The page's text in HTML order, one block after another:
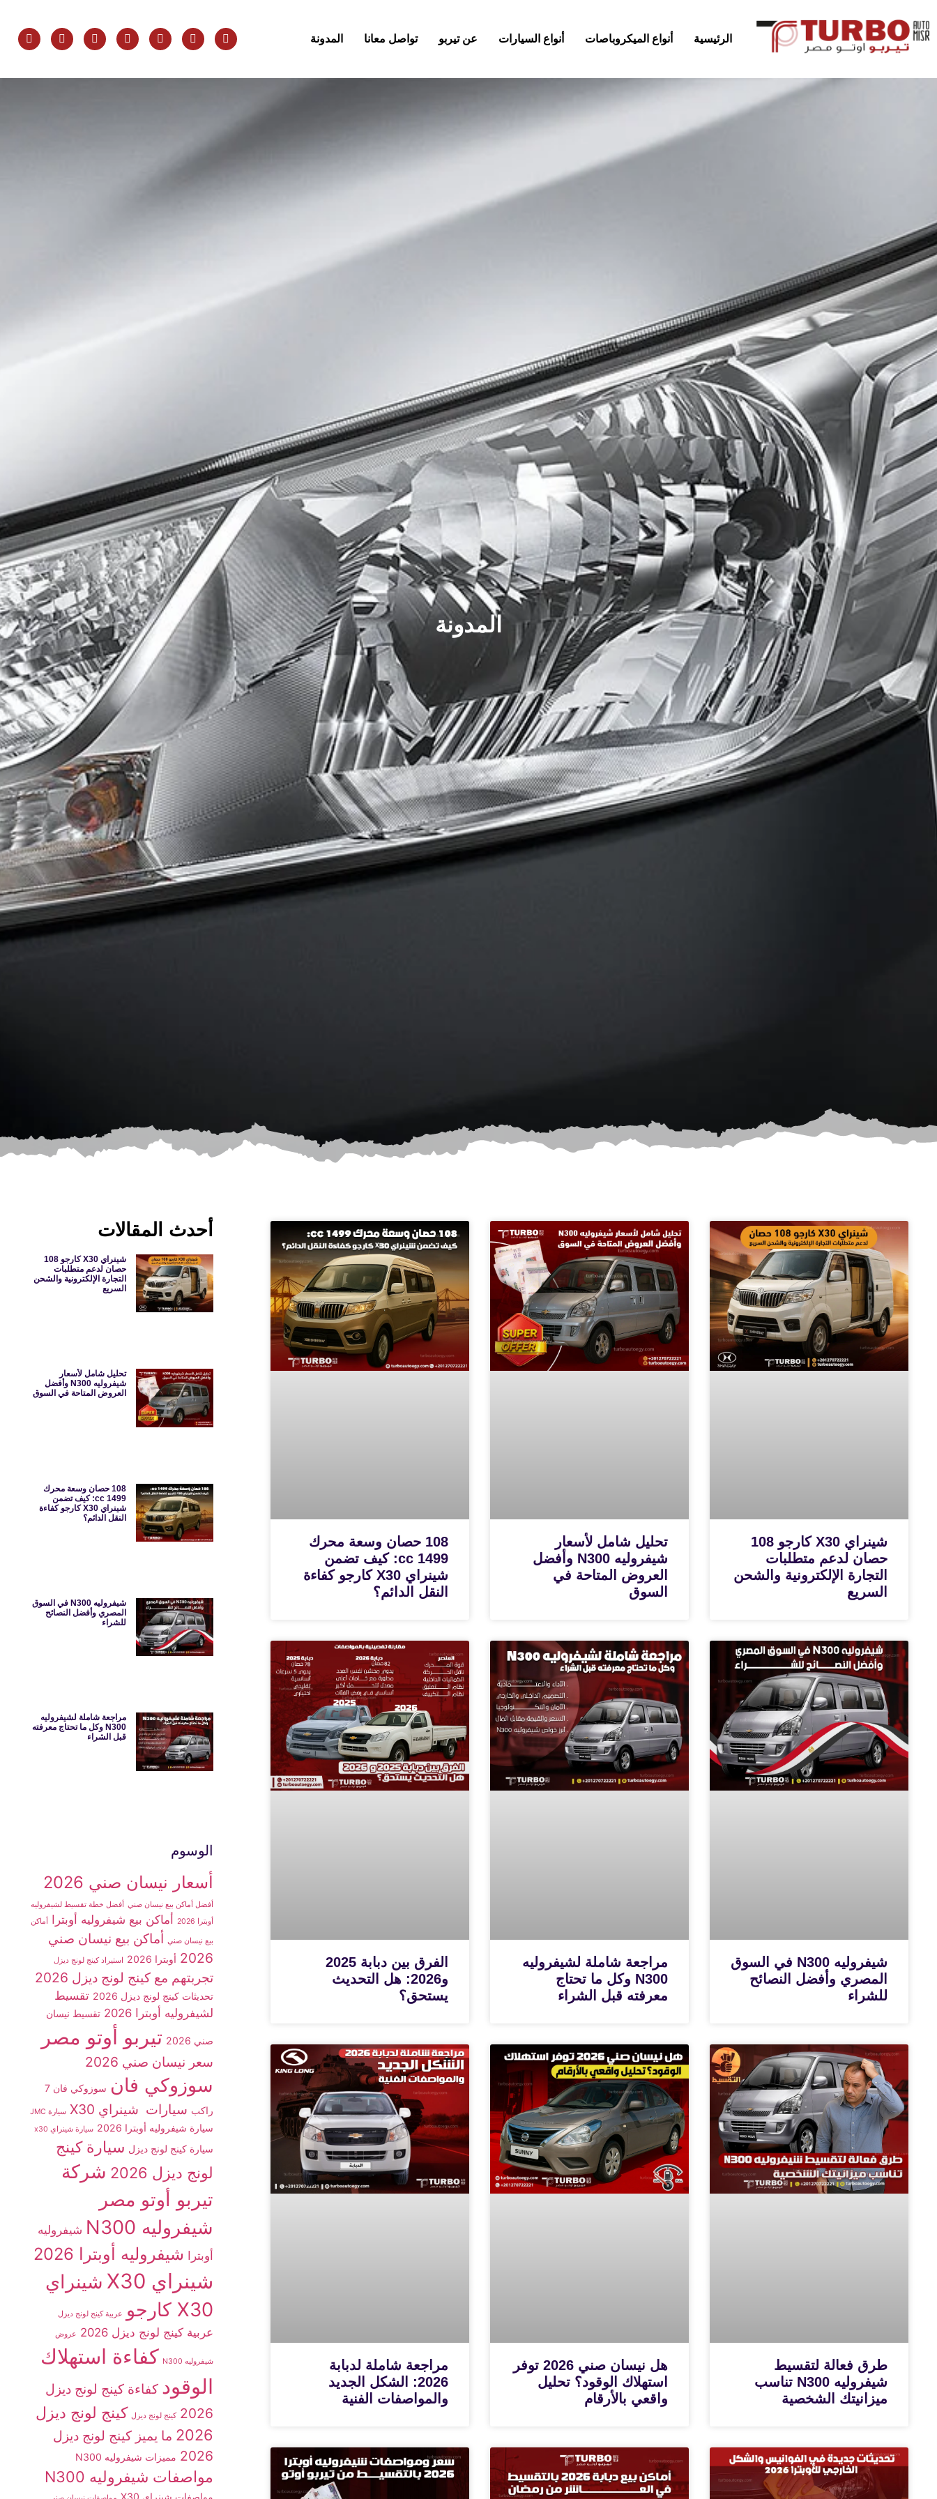
الرئيسية أنواع الميكروباصات أنواع السيارات عن تيربو تواصل معانا المدونة
المدونة
شينراي X30 كارجو 108
حصان لدعم متطلبات
التجارة الإلكترونية والشحن
السريع
تحليل شامل لأسعار
شيفروليه N300 وأفضل
العروض المتاحة في
السوق
108 حصان وسعة محرك
1499 cc: كيف تضمن
شينراي X30 كارجو كفاءة
النقل الدائم؟
شيفروليه N300 في السوق
المصري وأفضل النصائح
للشراء
مراجعة شاملة لشيفروليه
N300 وكل ما تحتاج
معرفته قبل الشراء
الفرق بين دبابة 2025
و2026: هل التحديث
يستحق؟
طرق فعالة لتقسيط
شيفروليه N300 تناسب
ميزانيتك الشخصية
هل نيسان صني 2026 توفر
استهلاك الوقود؟ تحليل
واقعي بالأرقام
مراجعة شاملة لدبابة
2026: الشكل الجديد
والمواصفات الفنية
أحدث المقالات
شينراي X30 كارجو 108
حصان لدعم متطلبات
التجارة الإلكترونية والشحن
السريع
تحليل شامل لأسعار
شيفروليه N300 وأفضل
العروض المتاحة في السوق
108 حصان وسعة محرك
1499 cc: كيف تضمن
شينراي X30 كارجو كفاءة
النقل الدائم؟
شيفروليه N300 في السوق
المصري وأفضل النصائح
للشراء
مراجعة شاملة لشيفروليه
N300 وكل ما تحتاج معرفته
قبل الشراء
الوسوم
أسعار نيسان صني 2026
أفضل أماكن بيع نيسان صني أفضل خطة تقسيط لشيفروليه
أوبترا 2026
أماكن بيع شيفروليه أوبترا أماكن
بيع نيسان صني أماكن بيع نيسان صني
2026 أوبترا 2026 استيراد كينج لونج ديزل
تجربتهم مع كينج لونج ديزل 2026
تحديثات كينج لونج ديزل 2026
تقسيط
لشيفروليه أوبترا 2026
تقسيط نيسان
صني 2026 تيربو أوتو مصر
سعر نيسان صني 2026
سوزوكي فان
سوزوكي فان 7
راكب سيارات شينراي X30 سيارة JMC
سيارة شيفروليه أوبترا 2026 سيارة شينراي x30
سيارة كينج لونج ديزل سيارة كينج
لونج ديزل 2026
شركة
تيربو أوتو مصر
شيفروليه N300
شيفروليه
أوبترا شيفروليه أوبترا 2026
شينراي X30
شينراي
X30 كارجو
عربية كينج لونج ديزل
عربية كينج لونج ديزل 2026 عروض
شيفروليه N300
كفاءة استهلاك
الوقود كفاءة كينج لونج ديزل
2026 كينج لونج ديزل كينج لونج ديزل
2026 ما يميز كينج لونج ديزل
2026 مميزات شيفروليه N300
مواصفات شيفروليه N300
مواصفات شينراي X30